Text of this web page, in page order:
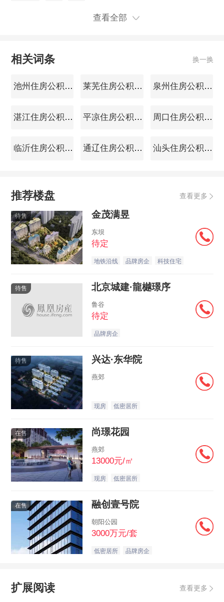
查看全部
相关词条 换一换
池州住房公积金查询 莱芜住房公积金查询 泉州住房公积金查询
湛江住房公积金查询 平凉住房公积金查询 周口住房公积金查询
临沂住房公积金查询 通辽住房公积金查询 汕头住房公积金查询
推荐楼盘 查看更多
待售 金茂满昱
东坝
待定
地铁沿线 品牌房企 科技住宅
待售 北京城建·龍樾璟序
鲁谷
待定
品牌房企
待售 兴达·东华院
燕郊
现房 低密居所
在售 尚璟花园
燕郊
13000元/㎡
现房 低密居所
在售 融创壹号院
朝阳公园
3000万元/套
低密居所 品牌房企
扩展阅读 查看更多